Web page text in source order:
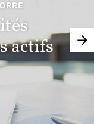
actifs